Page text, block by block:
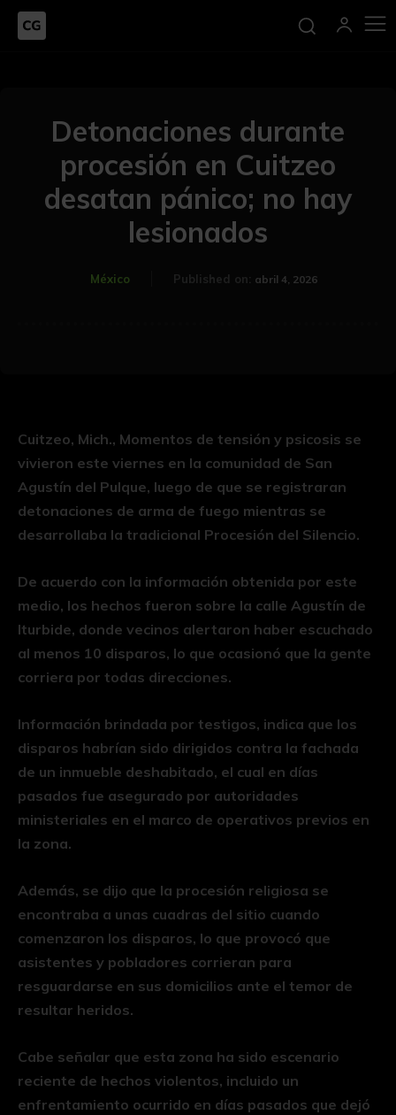
Detonaciones durante
procesión en Cuitzeo
desatan pánico; no hay
lesionados
México Published on: abril 4, 2026
Cuitzeo, Mich., Momentos de tensión y psicosis se
vivieron este viernes en la comunidad de San
Agustín del Pulque, luego de que se registraran
detonaciones de arma de fuego mientras se
desarrollaba la tradicional Procesión del Silencio.
De acuerdo con la información obtenida por este
medio, los hechos fueron sobre la calle Agustín de
Iturbide, donde vecinos alertaron haber escuchado
al menos 10 disparos, lo que ocasionó que la gente
corriera por todas direcciones.
Información brindada por testigos, indica que los
disparos habrían sido dirigidos contra la fachada
de un inmueble deshabitado, el cual en días
pasados fue asegurado por autoridades
ministeriales en el marco de operativos previos en
la zona.
Además, se dijo que la procesión religiosa se
encontraba a unas cuadras del sitio cuando
comenzaron los disparos, lo que provocó que
asistentes y pobladores corrieran para
resguardarse en sus domicilios ante el temor de
resultar heridos.
Cabe señalar que esta zona ha sido escenario
reciente de hechos violentos, incluido un
enfrentamiento ocurrido en días pasados que dejó